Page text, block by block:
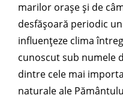
marilor orașe și de
desfășoară periodic
influențeze clima
cunoscut sub numele
dintre cele mai
naturale ale